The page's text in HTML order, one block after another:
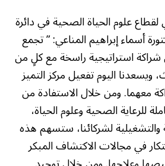
لقطاع علوم الحياة الصحية في دائرة
أسماء إبراهيم المناعي: ” تجمع
شراكة استراتيجية راسخة مع كلٍ من
ويسعدنا اليوم تفعيل مركز التميز
معهما. ومن خلال الاستفادة من
للرعاية الصحية وعلوم الحياة،
والتشغيلية لشركائنا، ستسهم هذه
في مجالات الاكتشاف المبكر